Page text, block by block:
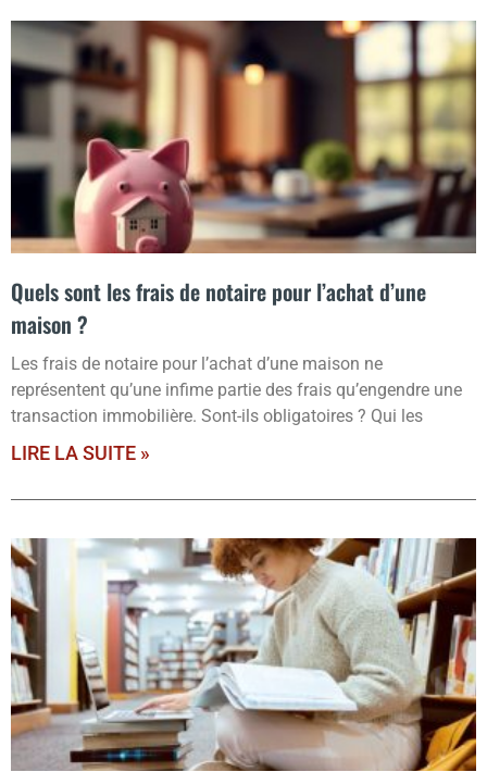
Quels sont les frais de notaire pour l’achat d’une
maison ?
Les frais de notaire pour l’achat d’une maison ne
représentent qu’une infime partie des frais qu’engendre une
transaction immobilière. Sont-ils obligatoires ? Qui les
LIRE LA SUITE »